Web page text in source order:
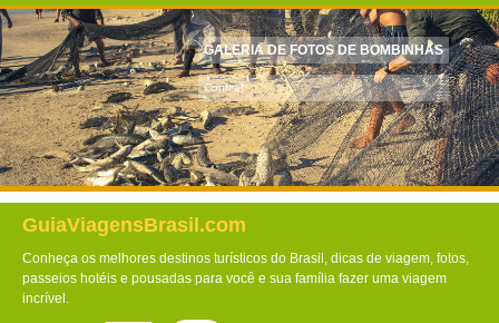
GALERIA DE FOTOS DE BOMBINHAS
Confira!
GuiaViagensBrasil.com
Conheça os melhores destinos turísticos do Brasil, dicas de viagem, fotos,
passeios hotéis e pousadas para você e sua família fazer uma viagem
incrível.